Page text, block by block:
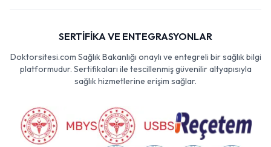
SERTİFİKA VE ENTEGRASYONLAR
Doktorsitesi.com Sağlık Bakanlığı onaylı ve entegreli bir sağlık bilgi
platformudur. Sertifikaları ile tescillenmiş güvenilir altyapısıyla
sağlık hizmetlerine erişim sağlar.